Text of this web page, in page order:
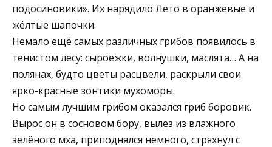
подосиновики». Их нарядило Лето в оранжевые и
жёлтые шапочки.
Немало ещё самых различных грибов появилось в
тенистом лесу: сыроежки, волнушки, маслята… А на
полянах, будто цветы расцвели, раскрыли свои
ярко-красные зонтики мухоморы.
Но самым лучшим грибом оказался гриб боровик.
Вырос он в сосновом бору, вылез из влажного
зелёного мха, приподнялся немного, стряхнул с